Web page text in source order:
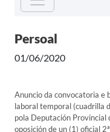
Persoal
01/06/2020
Anuncio da convocatoria e
laboral temporal (cuadrilla
pola Deputación
oposición de un (1) oficial